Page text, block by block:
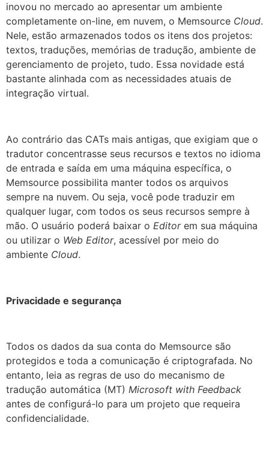
inovou no mercado ao apresentar um ambiente
completamente on-line, em nuvem, o Memsource Cloud.
Nele, estão armazenados todos os itens dos projetos:
textos, traduções, memórias de tradução, ambiente de
gerenciamento de projeto, tudo. Essa novidade está
bastante alinhada com as necessidades atuais de
integração virtual.
Ao contrário das CATs mais antigas, que exigiam que o
tradutor concentrasse seus recursos e textos no idioma
de entrada e saída em uma máquina específica, o
Memsource possibilita manter todos os arquivos
sempre na nuvem. Ou seja, você pode traduzir em
qualquer lugar, com todos os seus recursos sempre à
mão. O usuário poderá baixar o Editorem sua máquina
ou utilizar o Web Editor, acessível por meio do
ambiente Cloud.
Privacidade e segurança
Todos os dados da sua conta do Memsource são
protegidos e toda a comunicação é criptografada. No
entanto, leia as regras de uso do mecanismo de
tradução automática (MT) Microsoft with Feedback
antes de configurá-lo para um projeto que requeira
confidencialidade.